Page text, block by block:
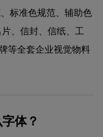
标准色规范、辅助色
、信封、信纸、工
等全套企业视觉物料
体？